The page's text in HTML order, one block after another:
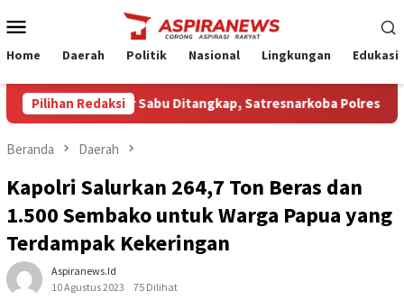
ke
Mobile
Home Daerah Politik Nasional Lingkungan Edukasi
Pilihan Redaksi
Pengedar Sabu Ditangkap, Satresnarkoba Polres Nganjuk
Beranda Daerah
Kapolri Salurkan 264,7 Ton Beras dan
1.500 Sembako untuk Warga Papua yang
Terdampak Kekeringan
Aspiranews.id
10 Agustus 2023
75 Dilihat